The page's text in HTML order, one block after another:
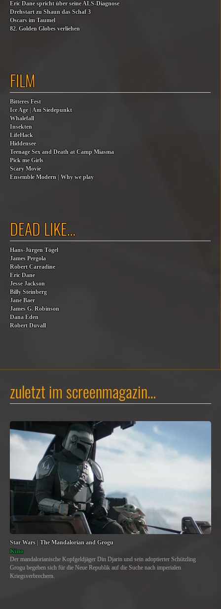
Eric Dane spricht über seine ALS-Diagnose
Drehstart zu Shaun das Schaf 3
Oscars im Taumel
82. Golden Globes verliehen
FILM
Bitteres Fest
Ice Age | Am Siedepunkt
Whalefall
Insekten
LifeHack
Hiddensee
Teenage Sex and Death at Camp Miasma
Pick me Girls
Scary Movie
Ensemble Modern | Why we play
DEAD LIKE…
Hans-Jürgen Tögel
James Pergola
Robert Carradine
Eric Dane
Jesse Jackson
Billy Steinberg
Jane Baer
James G. Robinson
Dana Eden
Robert Duvall
zuletzt im screenmagazin…
Star Wars | The Mandalorian and Grogu
Kino
Der mandalorianische Kopfgeldjäger Din Djarin und sein adoptierter Schützling
Grogu begeben sich für die Neue Republik auf die Suche nach imperialen
Kriegsverbrechern.